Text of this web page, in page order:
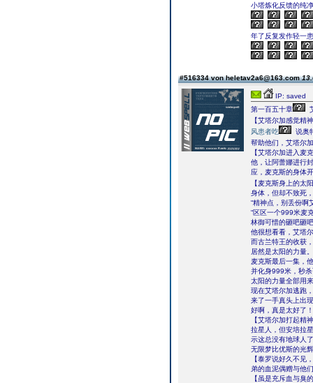
小塔炼化反馈的纯
年了反复发作轻一
#516334 von heletav2a6@163.com
IP: saved
第一百五十章
【艾塔尔加感觉精
风患者吃
说奥
帮助他们，艾塔尔
【艾塔尔加进入麦
他，让阿蕾娜进行
应，麦克斯的身体
【麦克斯身上的太阳
身体，但却不致死
“精神点，别丢份啊
“区区一个999米麦
林御可惜的砸吧砸
他很想看看，艾塔
而古兰特王的收获
居然是太阳的力量
麦克斯最后一集，
并化身999米，秒
太阳的力量全部用
现在艾塔尔加逃跑
来了一手真头上出
好啊，真是太好了！
【艾塔尔加打起精
拉星人，但安培拉
示这总没有地球人
无限梦比优斯的光
【泰罗说好久不见
弟的血泥偶赠与他
【虽是充斥血与臭